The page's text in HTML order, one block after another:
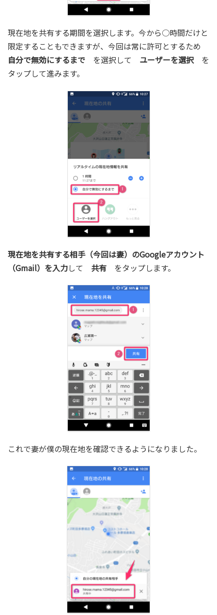
現在地を共有する期間を選択します。今から○時間だけと
限定することもできますが、今回は常に許可とするため
自分で無効にするまで を選択して ユーザーを選択を
タップして進みます。
現在地を共有する相手（今回は妻）のGoogleアカウント
（Gmail）を入力して 共有 をタップします。
これで妻が僕の現在地を確認できるようになりました。